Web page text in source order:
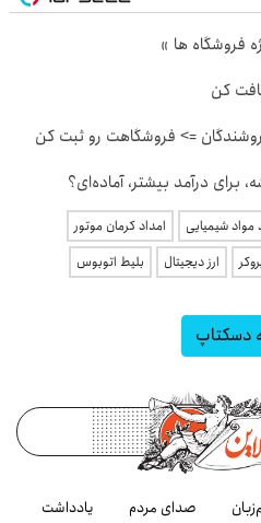
درآمد بیشتر، آماده‌ای؟
شیمیایی
امداد کرمان موتور
ارز دیجیتال بلیط اتوبوس
دسکتاپ
صدای مردم یادداشت